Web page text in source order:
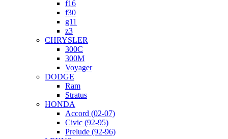
f16
f30
g11
z3
CHRYSLER
300C
300M
Voyager
DODGE
Ram
Stratus
HONDA
Accord (02-07)
Civic (92-95)
Prelude (92-96)